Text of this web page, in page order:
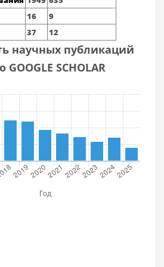
16
9
37 12
научных публикаций
GOOGLE SCHOLAR